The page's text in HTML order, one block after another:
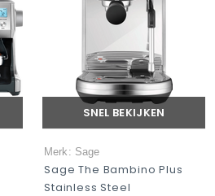
SNEL BEKIJKEN
Merk: Sage
Sage The Bambino Plus
Stainless Steel